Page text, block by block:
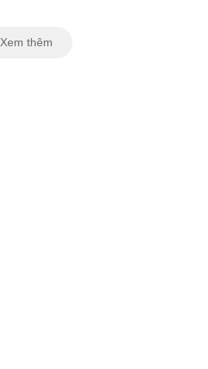
Xem thêm